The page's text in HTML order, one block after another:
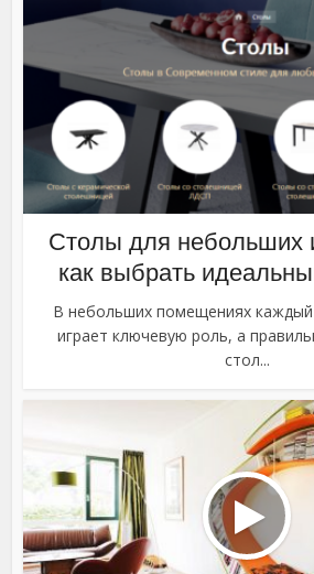
Столы для небольших
как выбрать
В небольших помещениях
играет ключевую роль, а
стол...